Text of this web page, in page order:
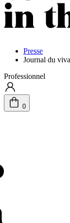
Presse
Journal du
Professionnel
0